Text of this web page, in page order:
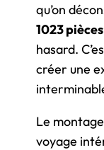
qu’on
1023 pièces
hasard.
créer une
Le
voyage